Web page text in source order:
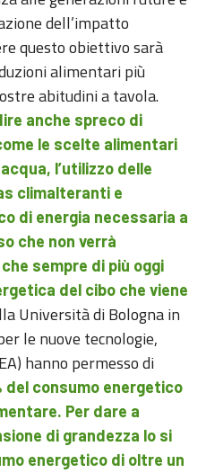
dell’impatto
questo obiettivo sarà
alimentari più
abitudini a tavola.
anche spreco di
le scelte alimentari
l’utilizzo delle
climalteranti e
di energia necessaria a
che non verrà
sempre di più oggi
del cibo che viene
Università di Bologna in
le nuove tecnologie,
hanno permesso di
del consumo energetico
Per dare a
di grandezza lo si
energetico di oltre un